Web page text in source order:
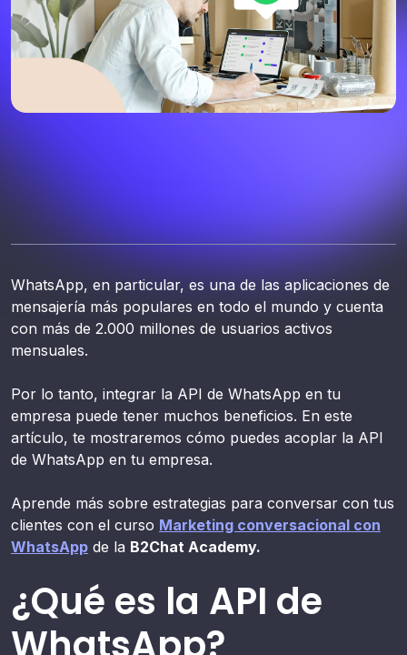
WhatsApp, en particular, es una de las aplicaciones de
mensajería más populares en todo el mundo y cuenta
con más de 2.000 millones de usuarios activos
mensuales.
Por lo tanto, integrar la API de WhatsApp en tu
empresa puede tener muchos beneficios. En este
artículo, te mostraremos cómo puedes acoplar la API
de WhatsApp en tu empresa.
Aprende más sobre estrategias para conversar con tus
clientes con el curso Marketing conversacional con
WhatsApp de la B2Chat Academy.
¿Qué es la API de
WhatsApp?